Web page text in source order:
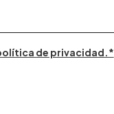
de privacidad.*